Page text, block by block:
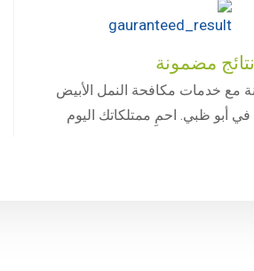
نتائج مضمونة
مع خدمات مكافحة النمل الأبيض
في أبو ظبي. احمِ ممتلكاتك اليوم